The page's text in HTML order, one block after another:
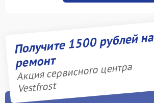
Получите 1500 рублей на
ремонт
Акция сервисного центра
Vestfrost